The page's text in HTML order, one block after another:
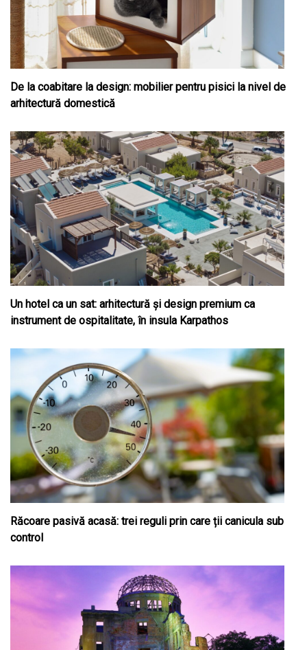
De la coabitare la design: mobilier pentru pisici la nivel de
arhitectură domestică
Un hotel ca un sat: arhitectură și design premium ca
instrument de ospitalitate, în insula Karpathos
Răcoare pasivă acasă: trei reguli prin care ții canicula sub
control